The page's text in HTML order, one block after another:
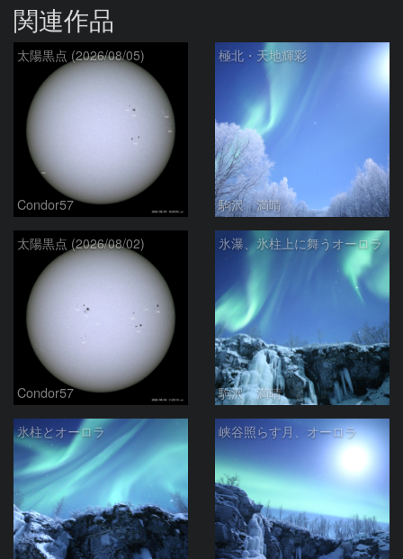
関連作品
太陽黒点 (2026/08/05)
Condor57
極北・天地輝彩
駒沢 満晴
太陽黒点 (2026/08/02)
Condor57
氷瀑、氷柱上に舞うオーロラ
駒沢 満晴
氷柱とオーロラ 峡谷照らす月、オーロラ